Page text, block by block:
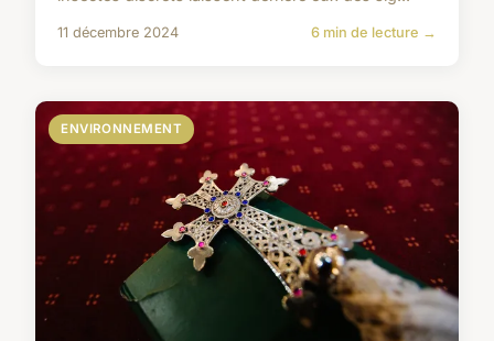
11 décembre 2024 6 min de lecture →
ENVIRONNEMENT